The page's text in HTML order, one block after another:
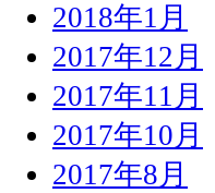
2018年1月
2017年12月
2017年11月
2017年10月
2017年8月